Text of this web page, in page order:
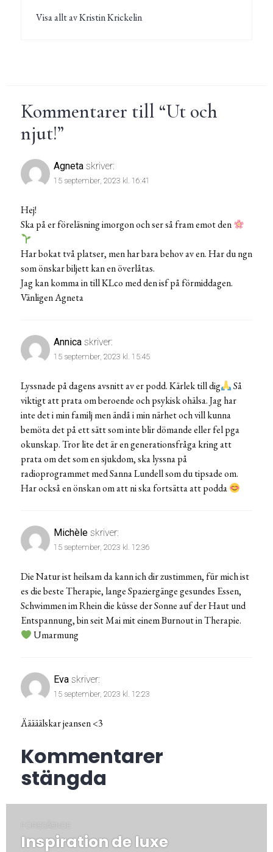
Visa allt av Kristin Krickelin
Kommentarer till “Ut och
njut!”
Agneta skriver:
15 september, 2023 kl. 16:41
Hej!
Ska på er föreläsning imorgon och ser så fram emot den
Har bokat två platser, men har bara behov av en. Har du ngn
som önskar biljett kan en överlåtas.
Jag kan komma in till KLco med den isf på förmiddagen.
Vänligen Agneta
Annica skriver:
15 september, 2023 kl. 15:45
Lyssnade på dagens avsnitt av er podd. Kärlek till dig
Så
viktigt att prata om beroende och psykisk ohälsa. Jag har
inte det i min familj men ändå i min närhet och vill kunna
bemöta det på ett sätt som inte blir dömande eller fel pga
okunskap. Tror lite det är en generationsfråga kring att
prata om det som en sjukdom, ska lyssna på
radioprogrammet med Sanna Lundell som du tipsade om.
Har också en önskan om att ni ska fortsätta att podda
Michèle skriver:
15 september, 2023 kl. 12:36
Die Natur ist heilsam da kann ich dir zustimmen, für mich ist
es die beste Therapie, lange Spaziergänge gesundes Essen,
Schwimmen im Rhein die küsse der Sonne auf der Haut und
Entspannung, bin seit Mai mit einem Burnout in Therapie.
Umarmung
Eva skriver:
15 september, 2023 kl. 12:23
Ääääälskar jeansen <3
Kommentarer
stängda
FÖREGÅENDE
Föregående
Inspiration de luxe